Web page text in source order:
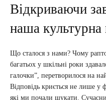
Відкриваючи
наша культурна
Що сталося з нами? Чому
багатьох у шкільні роки
галочки”, перетворилося на
Відповідь криється не лише у
які ми почали шукати.